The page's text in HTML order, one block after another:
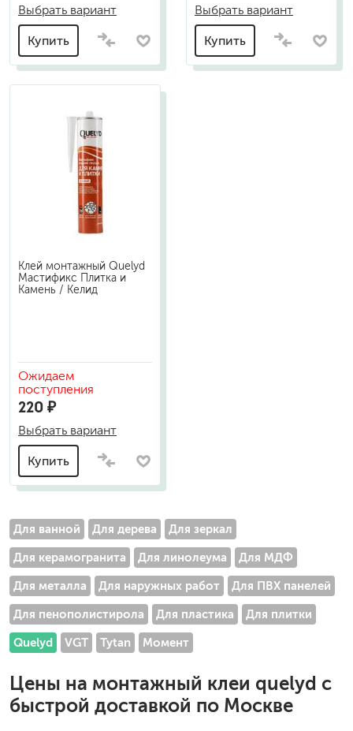
Выбрать вариант
Купить
Выбрать вариант
Купить
Клей монтажный Quelyd
Мастификс Плитка и
Камень / Келид
Ожидаем
поступления
220 ₽
Выбрать вариант
Купить
Для ванной Для дерева Для зеркал
Для керамогранита Для линолеума Для МДФ
Для металла Для наружных работ Для ПВХ панелей
Для пенополистирола Для пластика Для плитки
Quelyd VGT Tytan Момент
Цены на монтажный клеи quelyd с
быстрой доставкой по Москве